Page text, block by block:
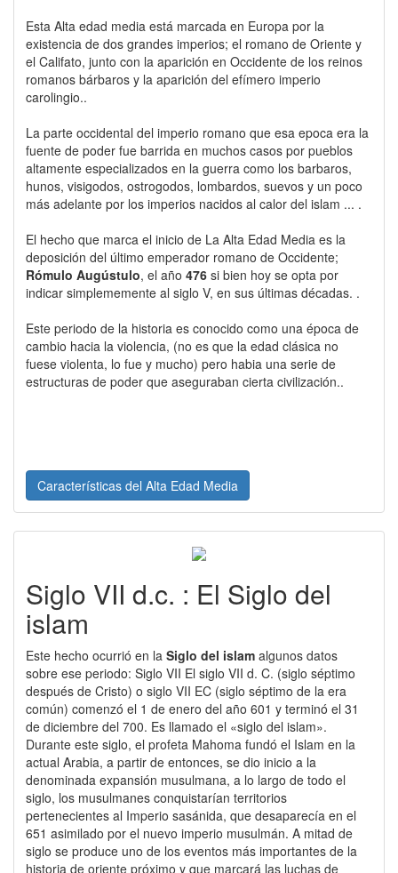
Esta Alta edad media está marcada en Europa por la
existencia de dos grandes imperios; el romano de Oriente y
el Califato, junto con la aparición en Occidente de los reinos
romanos bárbaros y la aparición del efímero imperio
carolingio..
La parte occidental del imperio romano que esa epoca era la
fuente de poder fue barrida en muchos casos por pueblos
altamente especializados en la guerra como los barbaros,
hunos, visigodos, ostrogodos, lombardos, suevos y un poco
más adelante por los imperios nacidos al calor del islam ... .
El hecho que marca el inicio de La Alta Edad Media es la
deposición del último emperador romano de Occidente;
Rómulo Augústulo, el año 476 si bien hoy se opta por
indicar simplememente al siglo V, en sus últimas décadas. .
Este periodo de la historia es conocido como una época de
cambio hacia la violencia, (no es que la edad clásica no
fuese violenta, lo fue y mucho) pero habia una serie de
estructuras de poder que aseguraban cierta civilización..
Características del Alta Edad Media
Siglo VII d.c. : El Siglo del
islam
Este hecho ocurrió en la Siglo del islam algunos datos
sobre ese periodo: Siglo VII El siglo VII d. C. (siglo séptimo
después de Cristo) o siglo VII EC (siglo séptimo de la era
común) comenzó el 1 de enero del año 601 y terminó el 31
de diciembre del 700. Es llamado el «siglo del islam».
Durante este siglo, el profeta Mahoma fundó el Islam en la
actual Arabia, a partir de entonces, se dio inicio a la
denominada expansión musulmana, a lo largo de todo el
siglo, los musulmanes conquistarían territorios
pertenecientes al Imperio sasánida, que desaparecía en el
651 asimilado por el nuevo imperio musulmán. A mitad de
siglo se produce uno de los eventos más importantes de la
historia de oriente próximo y que marcará las luchas de